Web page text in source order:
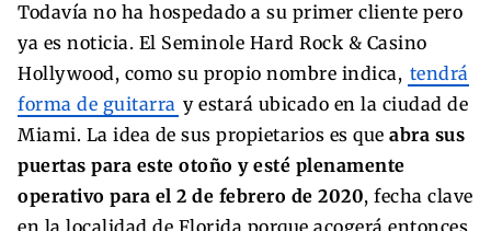
Todavía no ha hospedado a su primer cliente pero
ya es noticia. El Seminole Hard Rock & Casino
Hollywood, como su propio nombre indica, tendrá
forma de guitarra y estará ubicado en la ciudad de
Miami. La idea de sus propietarios es que abra sus
puertas para este otoño y esté plenamente
operativo para el 2 de febrero de 2020, fecha clave